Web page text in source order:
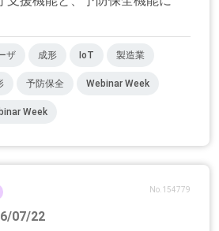
ザ 成形 IoT 製造業
予防保全 Webinar Week
Week
No.154779
07/22